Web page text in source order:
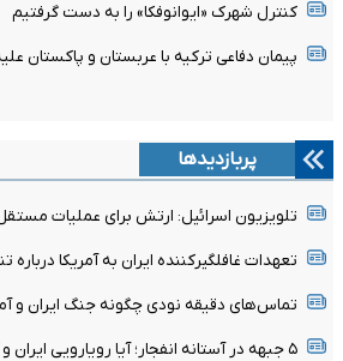
کنترل شهرک «ایوانوفکا» را به دست گرفتیم
پیمان دفاعی ترکیه با عربستان و پاکستان
پربازدیدها
تلویزیون اسرائیل: ارتش برای عملیات
تعهدات غافلگیرکننده ایران به آمریکا درباره
تماس‌های دقیقه نودی چگونه جنگ ایران و
۵ جبهه در آستانه انفجار؛ آیا رویارویی ایران